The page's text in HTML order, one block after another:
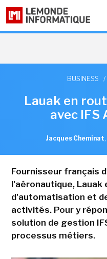
BUSINESS /
Lauak en
avec IFS
Jacques Cheminat,
Fournisseur français
l'aéronautique,
d'automatisation et
activités. Pour y
solution de gestion
processus métiers.